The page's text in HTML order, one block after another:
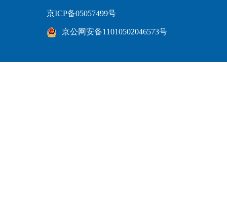
京ICP备05057499号
京公网安备11010502046573号